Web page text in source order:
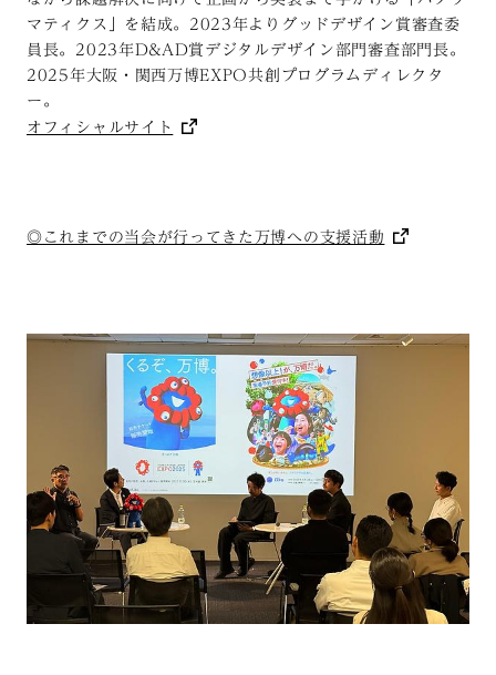
マティクス」を結成。2023年よりグッドデザイン賞審査委
員長。2023年D&AD賞デジタルデザイン部門審査部門長。
2025年大阪・関西万博EXPO共創プログラムディレクタ
ー。
オフィシャルサイト
◎これまでの当会が行ってきた万博への支援活動